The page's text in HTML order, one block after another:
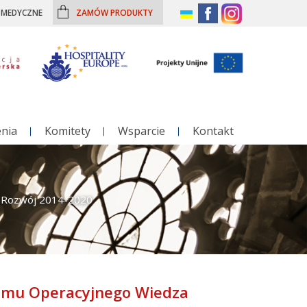
ZAMÓW PRODUKTY
Komitety Wsparcie Kontakt
2014-2020
Operacyjnego Wiedza